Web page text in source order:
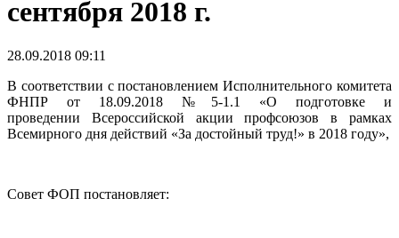
сентября 2018 г.
28.09.2018 09:11
В соответствии с постановлением Исполнительного комитета
ФНПР от 18.09.2018 №5-1.1 «О подготовке и
проведении Всероссийской акции профсоюзов в рамках
Всемирного дня действий «За достойный труд!» в 2018 году»,
Совет ФОП постановляет: